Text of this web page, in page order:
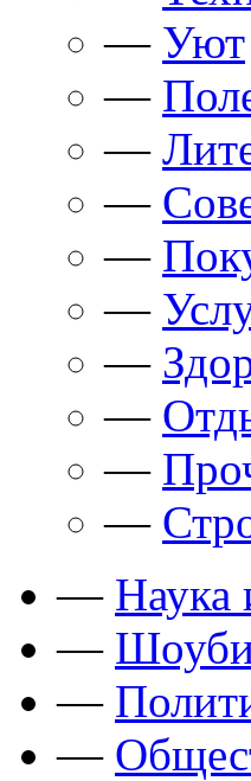
— Уют
—
—
—
—
—
—
—
—
—
— Наука
—
—
—